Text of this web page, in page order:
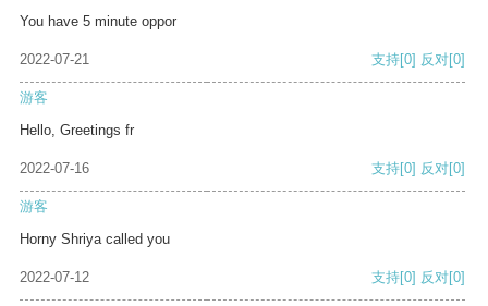
You have 5 minute oppor
2022-07-21 支持[0] 反对[0]
游客
Hello, Greetings fr
2022-07-16 支持[0] 反对[0]
游客
Horny Shriya called you
2022-07-12 支持[0] 反对[0]